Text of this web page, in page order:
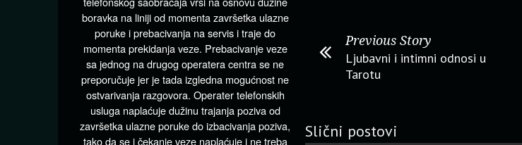
Previous Story
Ljubavni i intimni odnosi u
Tarotu
Slični postovi
boravka na liniji od momenta završetka ulazne
poruke i prebacivanja na servis i traje do
momenta prekidanja veze. Prebacivanje veze
sa jednog na drugog operatera centra se ne
preporučuje jer je tada izgledna mogućnost ne
ostvarivanja razgovora. Operater telefonskih
usluga naplaćuje dužinu trajanja poziva od
završetka ulazne poruke do izbacivanja poziva,
tako da se i čekanje veze naplaćuje i ne treba